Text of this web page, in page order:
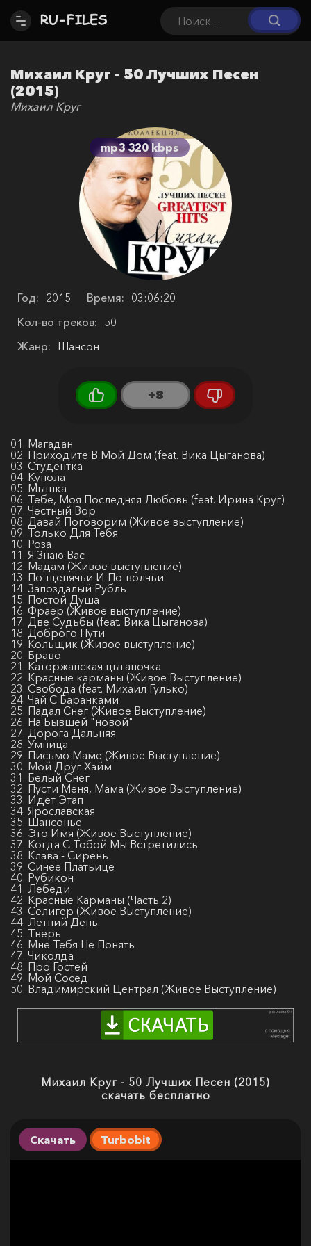
Михаил Круг - 50 Лучших Песен
(2015)
Михаил Круг
mp3 320 kbps
Год: 2015 Время: 03:06:20
Кол-во треков: 50
Жанр: Шансон
+8
01. Магадан
02. Приходите В Мой Дом (feat. Вика Цыганова)
03. Студентка
04. Купола
05. Мышка
06. Тебе, Моя Последняя Любовь (feat. Ирина Круг)
07. Честный Вор
08. Давай Поговорим (Живое выступление)
09. Только Для Тебя
10. Роза
11. Я Знаю Вас
12. Мадам (Живое выступление)
13. По-щенячьи И По-волчьи
14. Запоздалый Рубль
15. Постой Душа
16. Фраер (Живое выступление)
17. Две Судьбы (feat. Вика Цыганова)
18. Доброго Пути
19. Кольщик (Живое выступление)
20. Браво
21. Каторжанская цыганочка
22. Красные карманы (Живое Выступление)
23. Свобода (feat. Михаил Гулько)
24. Чай С Баранками
25. Падал Снег (Живое Выступление)
26. На Бывшей "новой"
27. Дорога Дальняя
28. Умница
29. Письмо Маме (Живое Выступление)
30. Мой Друг Хайм
31. Белый Снег
32. Пусти Меня, Мама (Живое Выступление)
33. Идет Этап
34. Ярославская
35. Шансонье
36. Это Имя (Живое Выступление)
37. Когда С Тобой Мы Встретились
38. Клава - Сирень
39. Синее Платьице
40. Рубикон
41. Лебеди
42. Красные Карманы (Часть 2)
43. Селигер (Живое Выступление)
44. Летний День
45. Тверь
46. Мне Тебя Не Понять
47. Чиколда
48. Про Гостей
49. Мой Сосед
50. Владимирский Централ (Живое Выступление)
Михаил Круг - 50 Лучших Песен (2015)
скачать бесплатно
Скачать Turbobit